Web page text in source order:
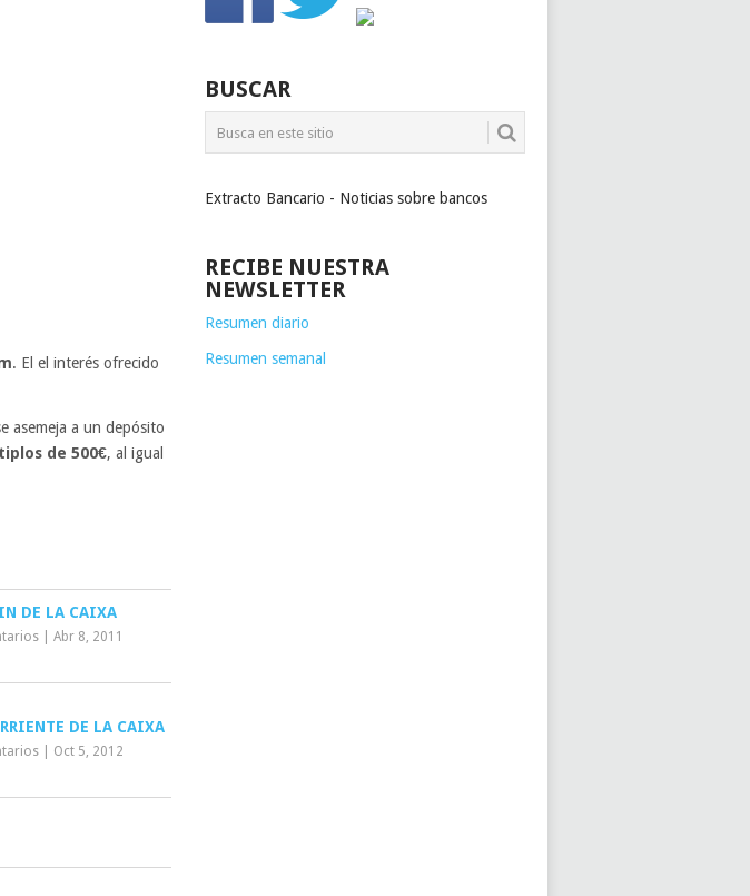
. El el interés ofrecido
asemeja a un depósito
de 500€, al igual
DE LA CAIXA
|Abr 8, 2011
DE LA CAIXA
Oct 5, 2012
BUSCAR
Extracto Bancario - Noticias sobre bancos
RECIBE NUESTRA
NEWSLETTER
Resumen diario
Resumen semanal